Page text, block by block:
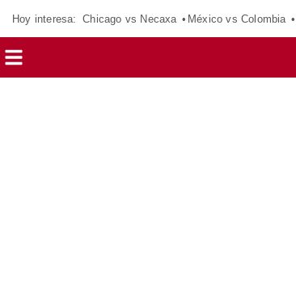
Hoy interesa: Chicago vs Necaxa México vs Colombia